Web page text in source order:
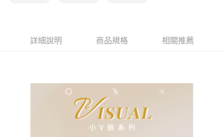
詳細說明 商品規格 相關推薦